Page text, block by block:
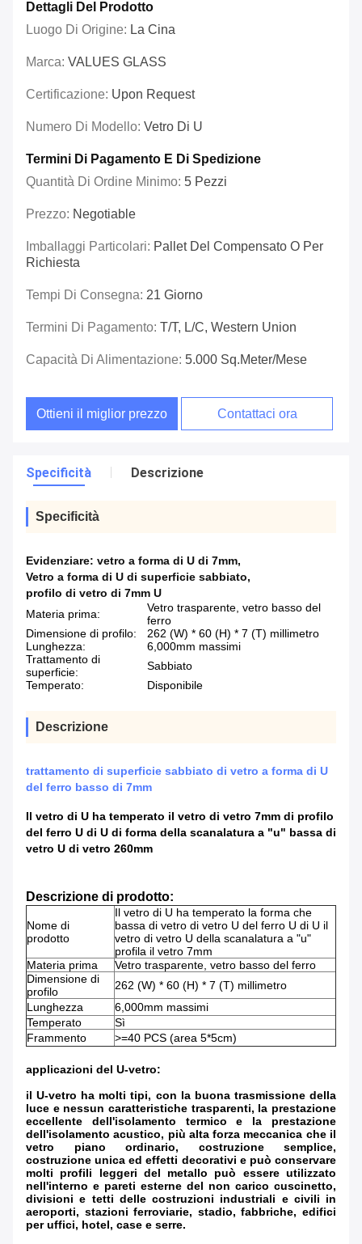
Dettagli Del Prodotto
Luogo Di Origine: La Cina
Marca: VALUES GLASS
Certificazione: Upon Request
Numero Di Modello: Vetro Di U
Termini Di Pagamento E Di Spedizione
Quantità Di Ordine Minimo: 5 Pezzi
Prezzo: Negotiable
Imballaggi Particolari: Pallet Del Compensato O Per
Richiesta
Tempi Di Consegna: 21 Giorno
Termini Di Pagamento: T/T, L/C, Western Union
Capacità Di Alimentazione: 5.000 Sq.meter/mese
Ottieni il miglior prezzo Contattaci ora
Specificità Descrizione
Specificità
Evidenziare: vetro a forma di U di 7mm,
Vetro a forma di U di superficie sabbiato,
profilo di vetro di 7mm U
Materia prima:
Vetro trasparente, vetro basso del
ferro
Dimensione di profilo:
262 (W) * 60 (H) * 7 (T) millimetro
Lunghezza:
6,000mm massimi
Trattamento di
superficie:
Sabbiato
Temperato:
Disponibile
Descrizione
trattamento di superficie sabbiato di vetro a forma di U
del ferro basso di 7mm
Il vetro di U ha temperato il vetro di vetro 7mm di profilo
del ferro U di U di forma della scanalatura a "u" bassa di
vetro U di vetro 260mm
Descrizione di prodotto:
Nome di
prodotto
Il vetro di U ha temperato la forma che
bassa di vetro di vetro U del ferro U di U il
vetro di vetro U della scanalatura a "u"
profila il vetro 7mm
Materia prima
Vetro trasparente, vetro basso del ferro
Dimensione di
profilo
262 (W) * 60 (H) * 7 (T) millimetro
Lunghezza
6,000mm massimi
Temperato
Sì
Frammento
>=40 PCS (area 5*5cm)
applicazioni del U-vetro:
il U-vetro ha molti tipi, con la buona trasmissione della
luce e nessun caratteristiche trasparenti, la prestazione
eccellente dell'isolamento termico e la prestazione
dell'isolamento acustico, più alta forza meccanica che il
vetro piano ordinario, costruzione semplice,
costruzione unica ed effetti decorativi e può conservare
molti profili leggeri del metallo può essere utilizzato
nell'interno e pareti esterne del non carico cuscinetto,
divisioni e tetti delle costruzioni industriali e civili in
aeroporti, stazioni ferroviarie, stadio, fabbriche, edifici
per uffici, hotel, case e serre.